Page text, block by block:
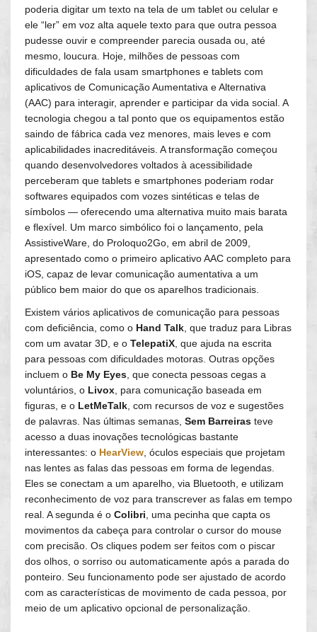
poderia digitar um texto na tela de um tablet ou celular e
ele “ler” em voz alta aquele texto para que outra pessoa
pudesse ouvir e compreender parecia ousada ou, até
mesmo, loucura. Hoje, milhões de pessoas com
dificuldades de fala usam smartphones e tablets com
aplicativos de Comunicação Aumentativa e Alternativa
(AAC) para interagir, aprender e participar da vida social. A
tecnologia chegou a tal ponto que os equipamentos estão
saindo de fábrica cada vez menores, mais leves e com
aplicabilidades inacreditáveis. A transformação começou
quando desenvolvedores voltados à acessibilidade
perceberam que tablets e smartphones poderiam rodar
softwares equipados com vozes sintéticas e telas de
símbolos — oferecendo uma alternativa muito mais barata
e flexível. Um marco simbólico foi o lançamento, pela
AssistiveWare, do Proloquo2Go, em abril de 2009,
apresentado como o primeiro aplicativo AAC completo para
iOS, capaz de levar comunicação aumentativa a um
público bem maior do que os aparelhos tradicionais.
Existem vários aplicativos de comunicação para pessoas
com deficiência, como o Hand Talk , que traduz para Libras
com um avatar 3D, e o TelepatiX , que ajuda na escrita
para pessoas com dificuldades motoras. Outras opções
incluem o Be My Eyes , que conecta pessoas cegas a
voluntários, o Livox , para comunicação baseada em
figuras, e o LetMeTalk , com recursos de voz e sugestões
de palavras. Nas últimas semanas, Sem Barreiras teve
acesso a duas inovações tecnológicas bastante
interessantes: o HearView , óculos especiais que projetam
nas lentes as falas das pessoas em forma de legendas.
Eles se conectam a um aparelho, via Bluetooth, e utilizam
reconhecimento de voz para transcrever as falas em tempo
real. A segunda é o Colibri , uma pecinha que capta os
movimentos da cabeça para controlar o cursor do mouse
com precisão. Os cliques podem ser feitos com o piscar
dos olhos, o sorriso ou automaticamente após a parada do
ponteiro. Seu funcionamento pode ser ajustado de acordo
com as características de movimento de cada pessoa, por
meio de um aplicativo opcional de personalização.